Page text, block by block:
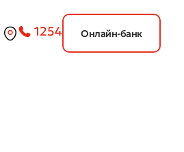
1254 Онлайн-банк